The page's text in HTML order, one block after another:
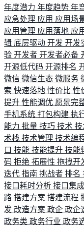
年度潜力 年度趋势 年
应急处理 应用 应用场
应用管理 应用落地 应
辑 底层驱动 开发 开发
验 开发者 开发者必备
开源低代码 开源排名
微信 微信生态 微服务
索 快速落地 性价比 性
提升 性能调优 愿景完
手机系统 打包构建 执
能力 批量 技巧 技术 技
术栈 技术管理 技术编
口 技能 技能提升 技能
码 拒绝 拓展性 拖拽开
迭代 指南 挑战者 排名
接口耗时分析 接口集成
路 搭建方案 搭建流程
发 改造方案 政企 政企
政务类 政务行业 政务